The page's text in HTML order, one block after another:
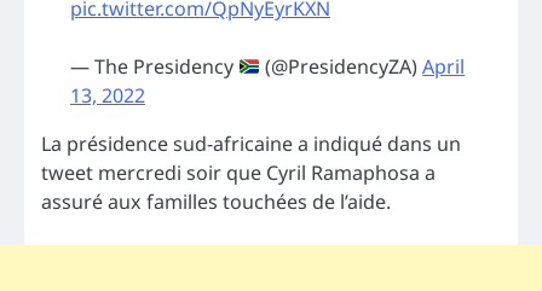
pic.twitter.com/QpNyEyrKXN
— The Presidency (@PresidencyZA)April
13, 2022
La présidence sud-africaine a indiqué dans un
tweet mercredi soir que Cyril Ramaphosa a
assuré aux familles touchées de l’aide.